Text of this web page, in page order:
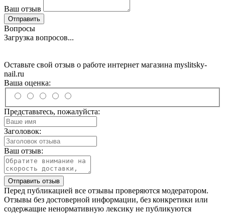
Ваш отзыв
Отправить
Вопросы
Загрузка вопросов...
Оставьте свой отзыв о работе интернет магазина myslitsky-
nail.ru
Ваша оценка:
Представьтесь, пожалуйста:
Заголовок:
Ваш отзыв:
Отправить отзыв
Перед публикацией все отзывы проверяются модератором.
Отзывы без достоверной информации, без конкретики или
содержащие ненормативную лексику не публикуются